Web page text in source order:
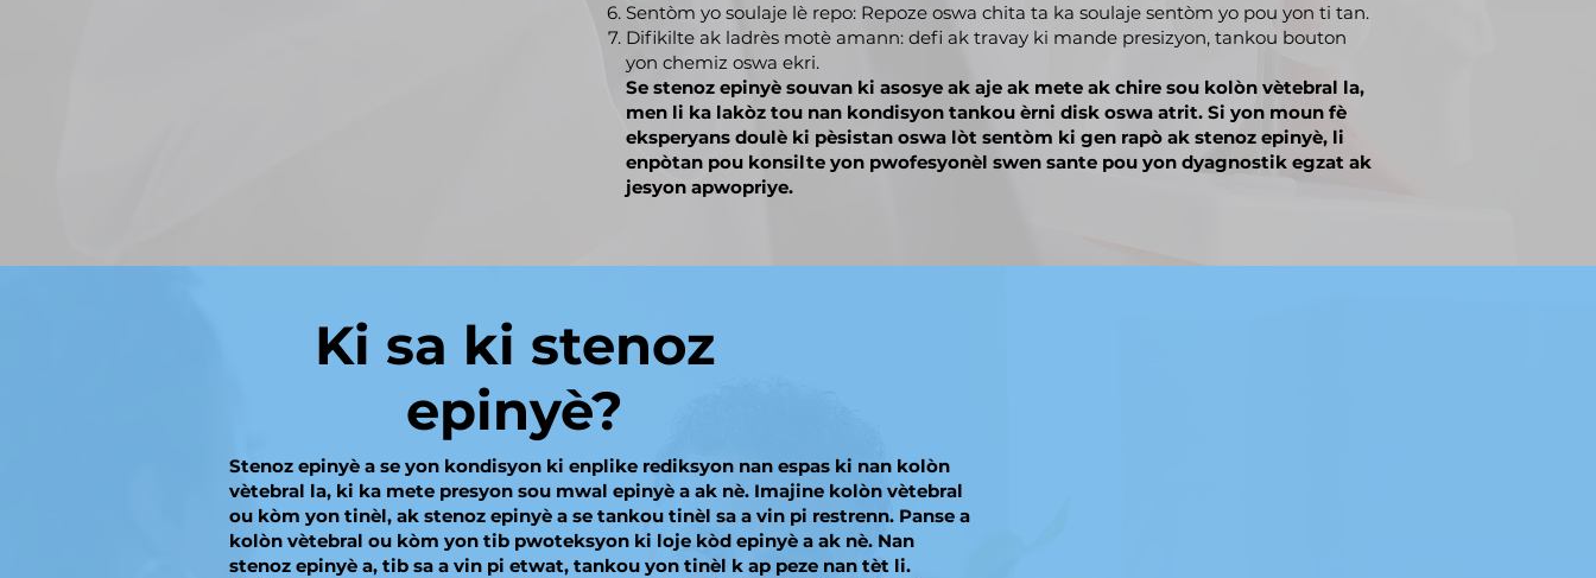
Sentòm yo soulaje lè repo: Repoze oswa chita ta ka soulaje sentòm yo pou yon ti tan.
Difikilte ak ladrès motè amann: defi ak travay ki mande presizyon, tankou bouton
yon chemiz oswa ekri.
Se stenoz epinyè souvan ki asosye ak aje ak mete ak chire sou kolòn vètebral la,
men li ka lakòz tou nan kondisyon tankou èrni disk oswa atrit. Si yon moun fè
eksperyans doulè ki pèsistan oswa lòt sentòm ki gen rapò ak stenoz epinyè, li
enpòtan pou konsilte yon pwofesyonèl swen sante pou yon dyagnostik egzat ak
jesyon apwopriye.
Ki sa ki stenoz
epinyè?
Stenoz epinyè a se yon kondisyon ki enplike rediksyon nan espas ki nan kolòn
vètebral la, ki ka mete presyon sou mwal epinyè a ak nè. Imajine kolòn vètebral
ou kòm yon tinèl, ak stenoz epinyè a se tankou tinèl sa a vin pi restrenn. Panse a
kolòn vètebral ou kòm yon tib pwoteksyon ki loje kòd epinyè a ak nè. Nan
stenoz epinyè a, tib sa a vin pi etwat, tankou yon tinèl k ap peze nan tèt li.